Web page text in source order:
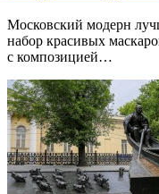
Московский модерн
набор красивых
с композицией…